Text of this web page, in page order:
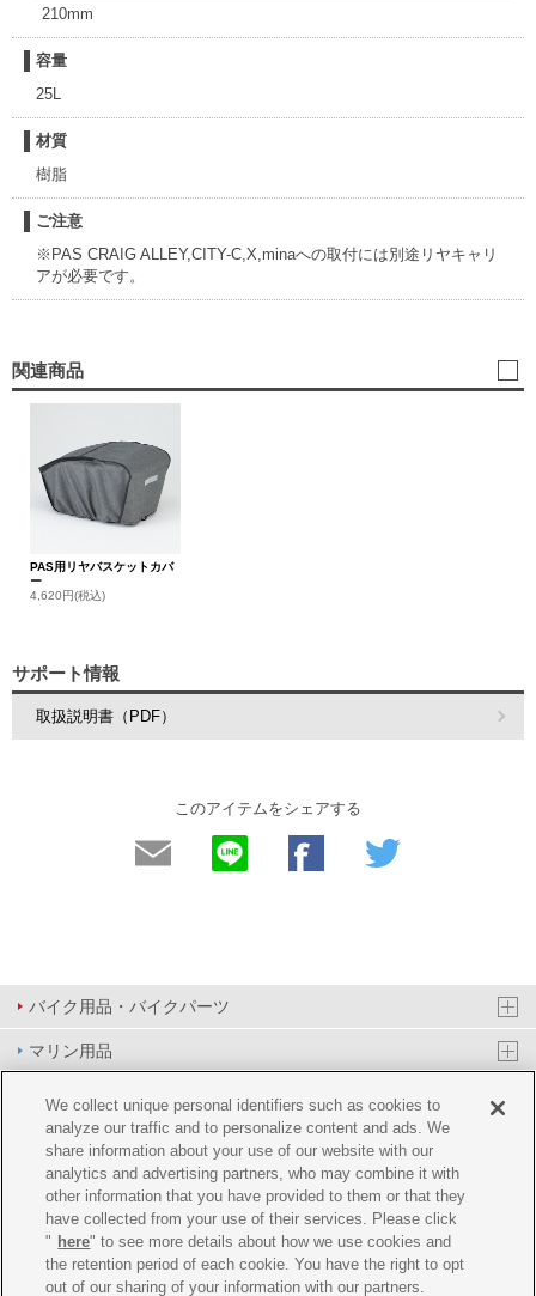
210mm
容量
25L
材質
樹脂
ご注意
※PAS CRAIG ALLEY,CITY-C,X,minaへの取付には別途リヤキャリ
アが必要です。
関連商品
PAS用リヤバスケットカバ
ー
4,620円(税込)
サポート情報
取扱説明書（PDF）
このアイテムをシェアする
バイク用品・バイクパーツ
マリン用品
PAS/YPJ用品
その他用品
イベント&エンターテイメント
オンラインショップ
企業情報
We collect unique personal identifiers such as cookies to
analyze our traffic and to personalize content and ads. We
share information about your use of our website with our
analytics and advertising partners, who may combine it with
other information that you have provided to them or that they
have collected from your use of their services. Please click
" here" to see more details about how we use cookies and
the retention period of each cookie. You have the right to opt
out of our sharing of your information with our partners.